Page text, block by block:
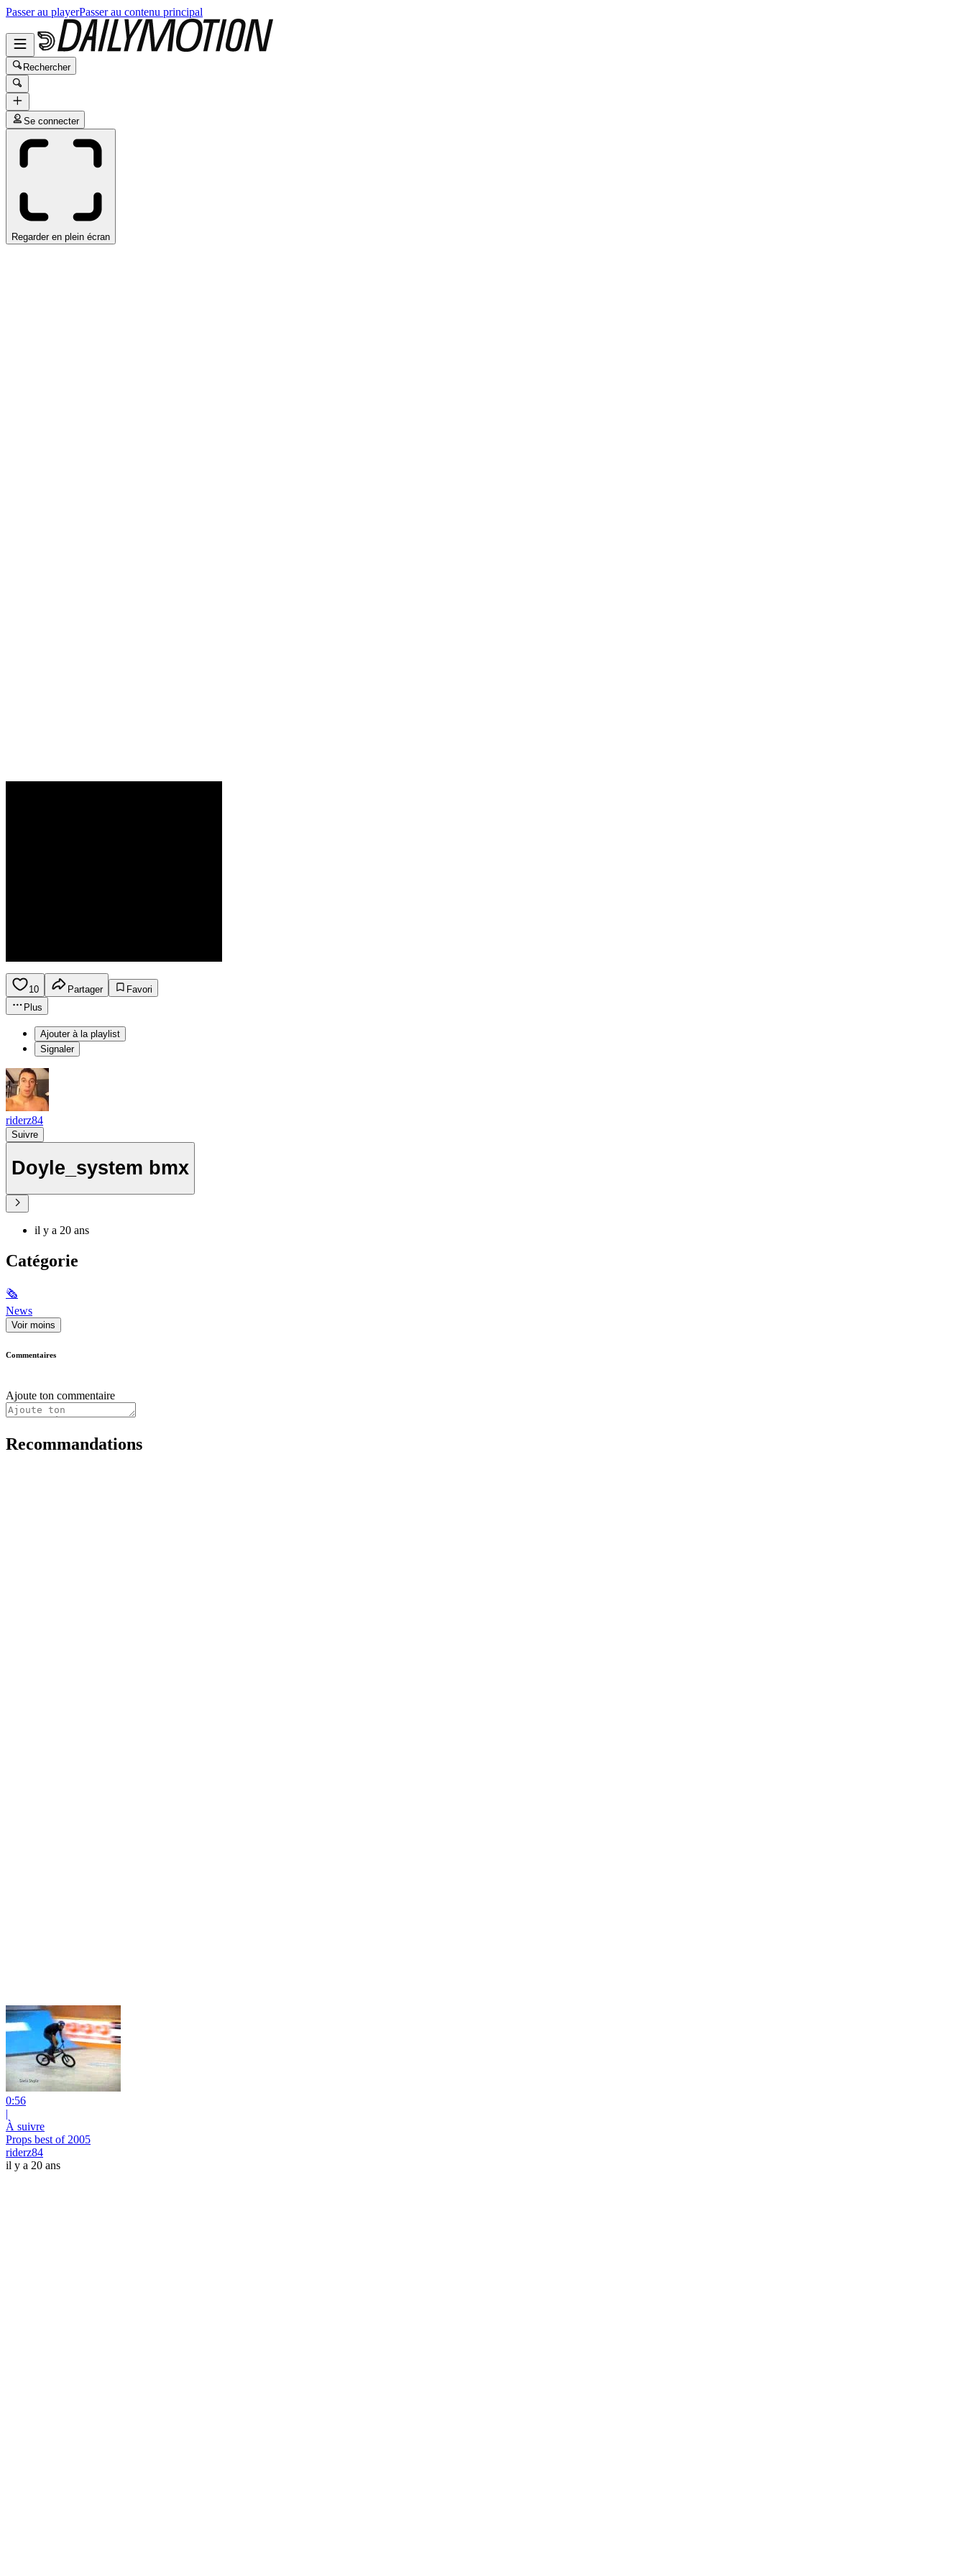
Passer au playerPasser au contenu principal
Rechercher
Se connecter
Regarder en plein écran
10 Partager
Favori
Plus
Ajouter à la playlist
Signaler
riderz84
Suivre
Doyle_system bmx
il y a 20 ans
Catégorie
🗞
News
Voir moins
Commentaires
Ajoute ton commentaire
Recommandations
0:56
|
À suivre
Props best of 2005
riderz84
il y a 20 ans